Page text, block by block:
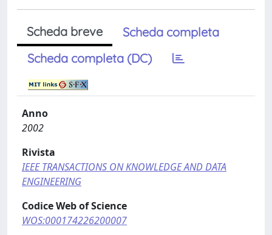
Scheda breve
Scheda completa
Scheda completa (DC)
Anno
2002
Rivista
IEEE TRANSACTIONS ON KNOWLEDGE AND DATA
ENGINEERING
Codice Web of Science
WOS:000174226200007